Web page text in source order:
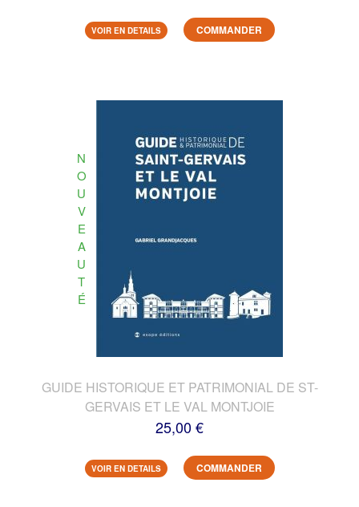
VOIR EN DETAILS COMMANDER
N
O
U
V
E
A
U
T
É
GUIDE HISTORIQUE ET PATRIMONIAL DE ST-
GERVAIS ET LE VAL MONTJOIE
25,00 €
VOIR EN DETAILS COMMANDER